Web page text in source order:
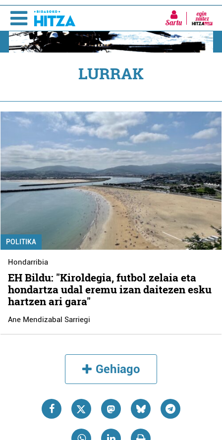
Sartu
LURRAK
POLITIKA
Hondarribia
EH Bildu: "Kiroldegia, futbol zelaia eta
hondartza udal eremu izan daitezen esku
hartzen ari gara"
Ane Mendizabal Sarriegi
Gehiago